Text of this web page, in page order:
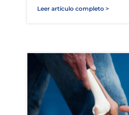
Leer artículo completo >